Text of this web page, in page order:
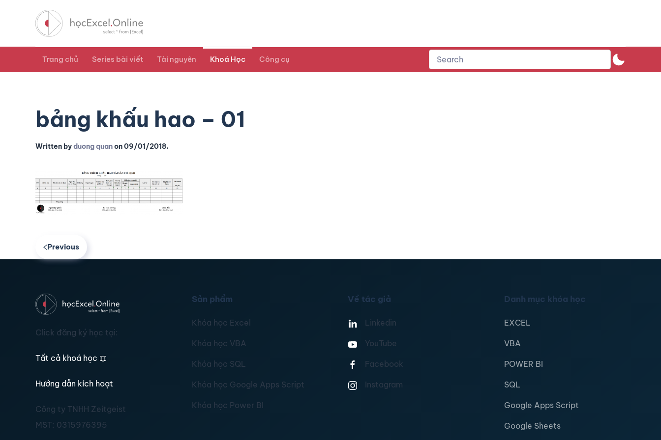
Trang chủ Series bài viết Tài nguyên Khoá Học Công cụ
bảng khấu hao – 01
Written byduong quanon09/01/2018.
Previous
Click đăng ký học tại:
Tất cả khoá học 📖
Hướng dẫn kích hoạt
Công ty TNHH Zeitgeist
MST: 0315976395
Sản phẩm
Khóa học Excel
Khóa học VBA
Khóa học SQL
Khóa học Google Apps Script
Khóa học Power BI
Về tác giả
Linkedin
YouTube
Facebook
Instagram
Danh mục khóa học
EXCEL
VBA
POWER BI
SQL
Google Apps Script
Google Sheets